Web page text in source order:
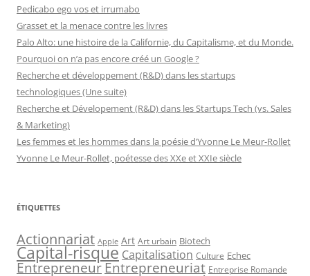
Pedicabo ego vos et irrumabo
Grasset et la menace contre les livres
Palo Alto: une histoire de la Californie, du Capitalisme, et du Monde.
Pourquoi on n’a pas encore créé un Google ?
Recherche et développement (R&D) dans les startups
technologiques (Une suite)
Recherche et Dévelopement (R&D) dans les Startups Tech (vs. Sales
& Marketing)
Les femmes et les hommes dans la poésie d’Yvonne Le Meur-Rollet
Yvonne Le Meur-Rollet, poétesse des XXe et XXIe siècle
ÉTIQUETTES
Actionnariat Apple Art Art urbain Biotech
Capital-risque Capitalisation Culture Echec
EntrepreneurEntrepreneuriat Entreprise Romande